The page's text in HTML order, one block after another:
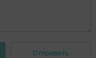
Отправить